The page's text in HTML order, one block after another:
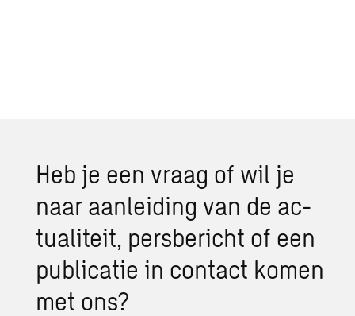
Heb je een vraag of wil je
naar aan­lei­ding van de ac­
tu­a­li­teit, pers­be­richt of een
pu­bli­ca­tie in con­tact komen
met ons?